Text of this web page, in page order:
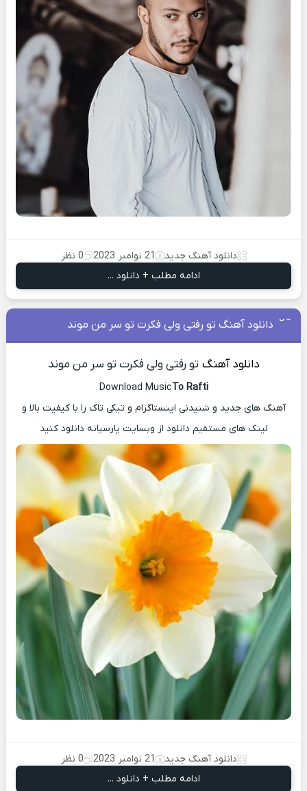
دانلود آهنگ جدید 21 نوامبر 2023
0 نظر
ادامه مطلب + دانلود ...
دانلود آهنگ تو‌ رفتی‌ ولی‌ فکر‌ت تو‌ سر من‌ موند
دانلود آهنگ تو‌ رفتی‌ ولی‌ فکر‌ت تو‌ سر من‌ موند
Download MusicTo Rafti
آهنگ های جدید و شنیدنی اینستاگرام و تیکی تاک را با کیفیت بالا و
لینک های مستقیم دانلود از وبسایت پارسیانه دانلود کنید
دانلود آهنگ جدید 21 نوامبر 2023
0 نظر
ادامه مطلب + دانلود ...